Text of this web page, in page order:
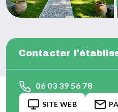
Contacter
06 03 39 56 78
SITE WEB